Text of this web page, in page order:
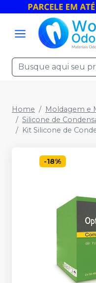
Home
Moldagem e
Silicone de
Kit Silicone de
-18%